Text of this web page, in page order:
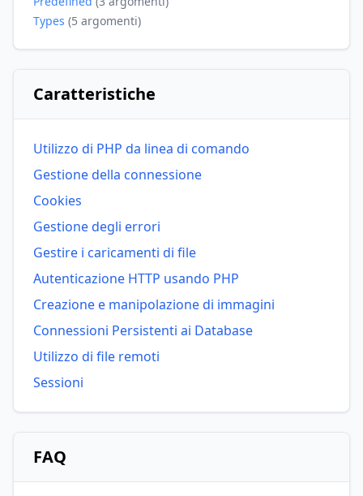
Types (5 argomenti)
Caratteristiche
Utilizzo di PHP da linea di comando
Gestione della connessione
Cookies
Gestione degli errori
Gestire i caricamenti di file
Autenticazione HTTP usando PHP
Creazione e manipolazione di immagini
Connessioni Persistenti ai Database
Utilizzo di file remoti
Sessioni
FAQ